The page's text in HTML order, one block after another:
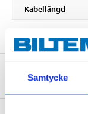
Samtycke
Kabellängd
Om tillverkaren